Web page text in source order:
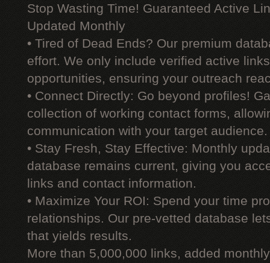
Stop Wasting Time! Guaranteed Active
Updated Monthly
• Tired of Dead Ends? Our premium
effort. We only include verified active
opportunities, ensuring your outreach
• Connect Directly: Go beyond profiles!
collection of working contact forms,
communication with your target audience.
• Stay Fresh, Stay Effective: Monthly
database remains current, giving you
links and contact information.
• Maximize Your ROI: Spend your time
relationships. Our pre-vetted database
that yields results.
More than 5,000,000 links, added